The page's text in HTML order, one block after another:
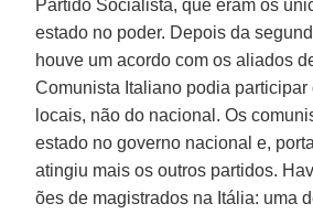
Partido Socialista, que eram os
estado no poder. Depois da
houve um acordo com os aliados
Comunista Italiano podia participar
locais, não do nacional. Os
estado no governo nacional e,
atingiu mais os outros partidos.
ões de magistrados na Itália: uma